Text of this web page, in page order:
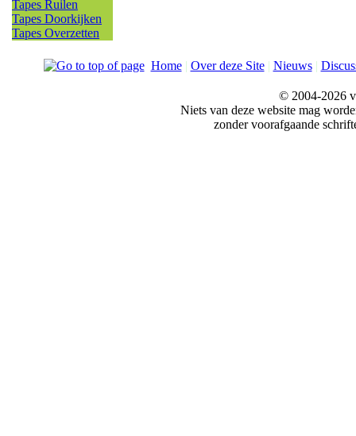
Tapes Ruilen
Tapes Doorkijken
Tapes Overzetten
Home| Over deze Site| Nieuws|
© 2004-2026
Niets van deze website mag
zonder voorafgaande